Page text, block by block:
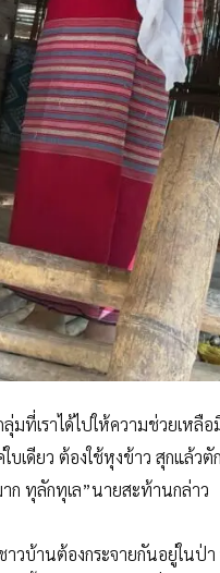
เราได้ไปให้ความช่วยเหลื
เดียว ต้องใช้หุงข้าว สุกแล้ว
ก ทุลักทุเล”นายสะท้านกล่าว
บ้านต้องกระจายกันอยู่ในป่า